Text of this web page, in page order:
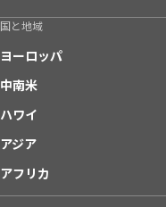
国と地域
ヨーロッパ
中南米
ハワイ
アジア
アフリカ